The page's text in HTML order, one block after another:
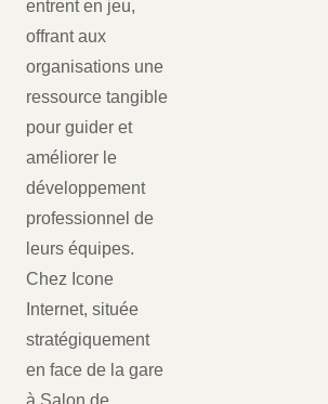
entrent en jeu,
offrant aux
organisations une
ressource tangible
pour guider et
améliorer le
développement
professionnel de
leurs équipes.
Chez Icone
Internet, située
stratégiquement
en face de la gare